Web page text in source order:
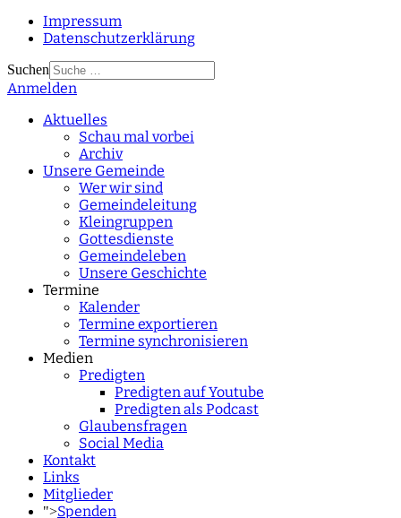
Impressum
Datenschutzerklärung
Suchen
Type 2 or more
Anmelden
Aktuelles
Schau mal vorbei
Archiv
Unsere Gemeinde
Wer wir sind
Gemeindeleitung
Kleingruppen
Gottesdienste
Gemeindeleben
Unsere Geschichte
Termine
Kalender
Termine exportieren
Termine synchronisieren
Medien
Predigten
Predigten auf Youtube
Predigten als Podcast
Glaubensfragen
Social Media
Kontakt
Links
Mitglieder
">Spenden